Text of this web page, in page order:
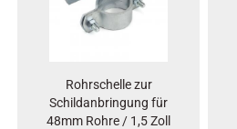
Rohrschelle zur
Schildanbringung für
48mm Rohre / 1,5 Zoll